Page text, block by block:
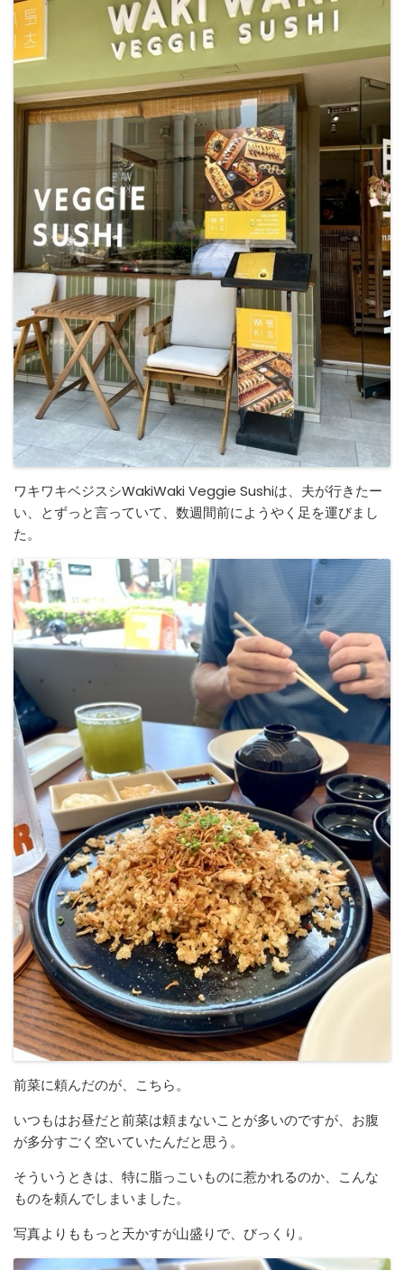
ワキワキベジスシWakiWaki Veggie Sushiは、夫が行きたー
い、とずっと言っていて、数週間前にようやく足を運びまし
た。
前菜に頼んだのが、こちら。
いつもはお昼だと前菜は頼まないことが多いのですが、お腹
が多分すごく空いていたんだと思う。
そういうときは、特に脂っこいものに惹かれるのか、こんな
ものを頼んでしまいました。
写真よりももっと天かすが山盛りで、びっくり。